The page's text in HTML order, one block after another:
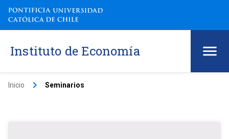
Instituto de Economía
Inicio keyboard_arrow_right Seminarios